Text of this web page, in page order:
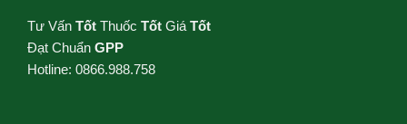
Tư Vấn Tốt Thuốc Tốt Giá Tốt
Đạt Chuẩn GPP
Hotline: 0866.988.758